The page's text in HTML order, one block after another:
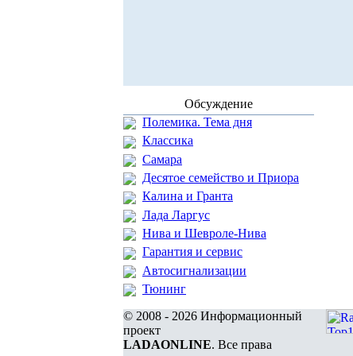
Обсуждение
Полемика. Тема дня
Классика
Самара
Десятое семейство и Приора
Калина и Гранта
Лада Ларгус
Нива и Шевроле-Нива
Гарантия и сервис
Автосигнализации
Тюнинг
© 2008 - 2026 Информационный
проект
LADAONLINE. Все права